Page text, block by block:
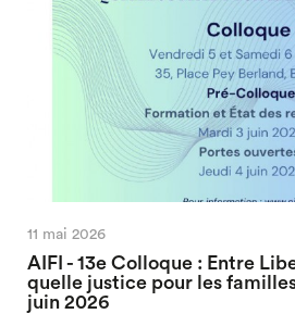
11 mai 2026
AIFI - 13e Colloque : Entre
quelle justice pour les
juin 2026